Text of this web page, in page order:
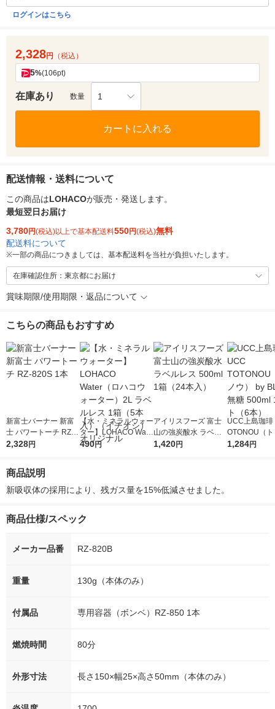
ログインはこちら
2,328円 （税込）
5%(106pt)
在庫あり 数量 1
カートに入れる
配送情報・送料について
この商品はLOHACOが販売・発送します。
最短翌日お届け
3,780円(税込)以上で基本配送料550円(税込)無料
配送料について
※一部の商品につきましては、基本配送料を当社が負担いたします。
在庫確認住所：東京都にお届け
賞味期限/使用期限・返品について
こちらの商品もおすすめ
新富士バーナー 新富
士 パワートーチ RZ-8
20S 1本
2,328円
【水・ミネラルウォー
ター】LOHACO Wate
r（ロハコウォータ
490円
アイリスフーズ 富士
山の強炭酸水 ラベル
レス 500ml 1箱（24
1,420円
UCC上島珈琲
OTONOU（
ウ） by
1,284円
商品説明
新吸収体の採用により、残ガス量を15%低減させました。
商品仕様/スペック
メーカー品番 RZ-820B
重量 130g（本体のみ）
付属品 専用容器（ボンベ）RZ-850 1本
燃焼時間 80分
外形寸法 長さ150×幅25×高さ50mm（本体のみ）